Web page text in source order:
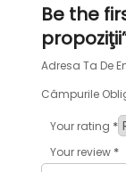
Be the
Adresa Ta De
Câmpurile
Your rating *
Your review *